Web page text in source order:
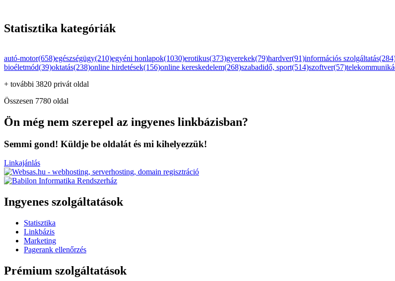
Statisztika kategóriák
autó-motor(658)egészségügy(210)egyéni honlapok(1030)erotikus(373)gyerekek(79)hardver(91)információs
bioéletmód(39)oktatás(238)online hirdetések(156)online kereskedelem(268)szabadidő, sport(514)szoftver(57)
+ további 3820 privát oldal
Összesen 7780 oldal
Ön még nem szerepel az ingyenes linkbázisban?
Semmi gond! Küldje be oldalát és mi kihelyezzük!
Linkajánlás
Ingyenes szolgáltatások
Statisztika
Linkbázis
Marketing
Pagerank ellenőrzés
Prémium szolgáltatások